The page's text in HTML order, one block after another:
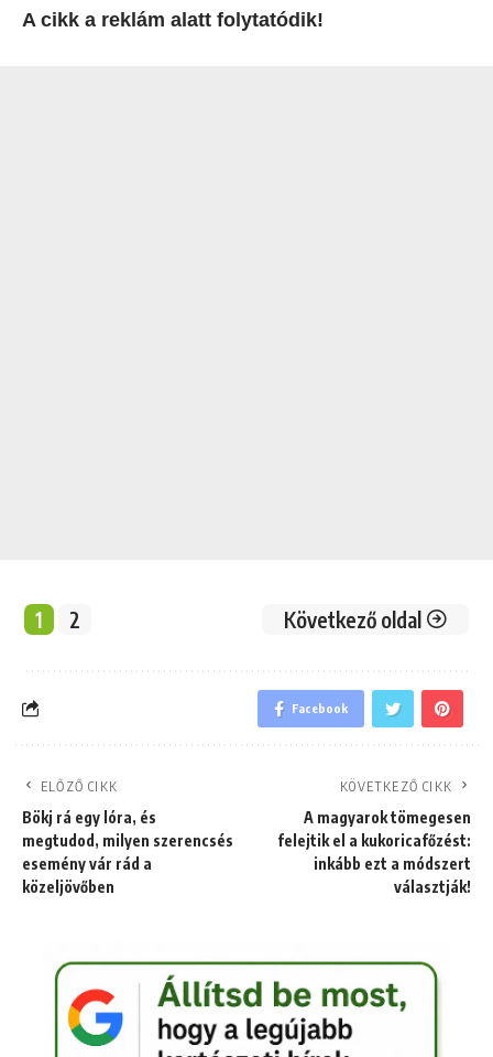
A cikk a reklám alatt folytatódik!
1 2 Következő oldal
Facebook
ELŐZŐ CIKK
Bökj rá egy lóra, és
megtudod, milyen szerencsés
esemény vár rád a
közeljövőben
KÖVETKEZŐ CIKK
A magyarok tömegesen
felejtik el a kukoricafőzést:
inkább ezt a módszert
választják!